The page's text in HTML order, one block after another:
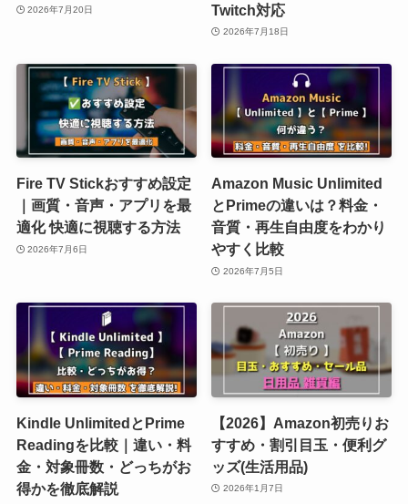
2026年7月20日
Twitch対応
2026年7月18日
Fire TV Stickおすすめ設定
｜画質・音声・アプリを最
適化 快適に視聴する方法
2026年7月6日
Amazon Music Unlimited
とPrimeの違いは？料金・
音質・再生自由度をわかり
やすく比較
2026年7月5日
Kindle UnlimitedとPrime
Readingを比較｜違い・料
金・対象冊数・どっちがお
得かを徹底解説
【2026】Amazon初売りお
すすめ・割引目玉・便利グ
ッズ(生活用品)
2026年1月7日